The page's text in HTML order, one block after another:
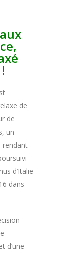
de
de
un
rendant
d’Italie
dans
d’une